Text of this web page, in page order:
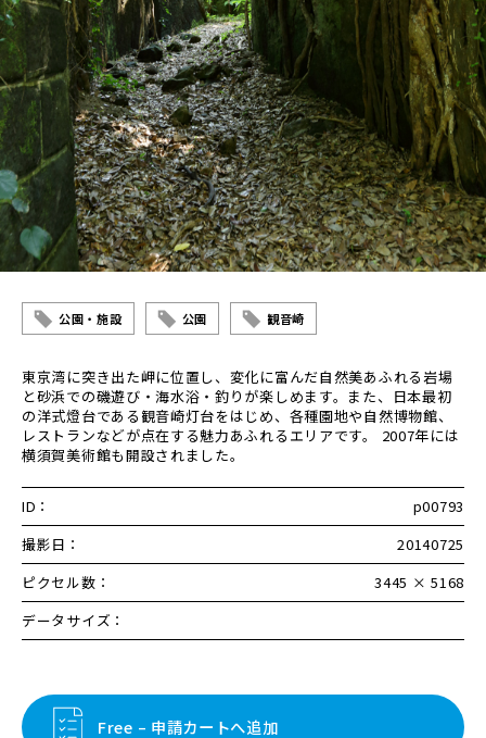
公園・施設 公園 観音崎
東京湾に突き出た岬に位置し、変化に富んだ自然美あふれる岩場
と砂浜での磯遊び・海水浴・釣りが楽しめます。また、日本最初
の洋式燈台である観音崎灯台をはじめ、各種園地や自然博物館、
レストランなどが点在する魅力あふれるエリアです。 2007年には
横須賀美術館も開設されました。
ID：
p00793
撮影日：
20140725
ピクセル数：
3445 × 5168
データサイズ：
Free – 申請カートへ追加